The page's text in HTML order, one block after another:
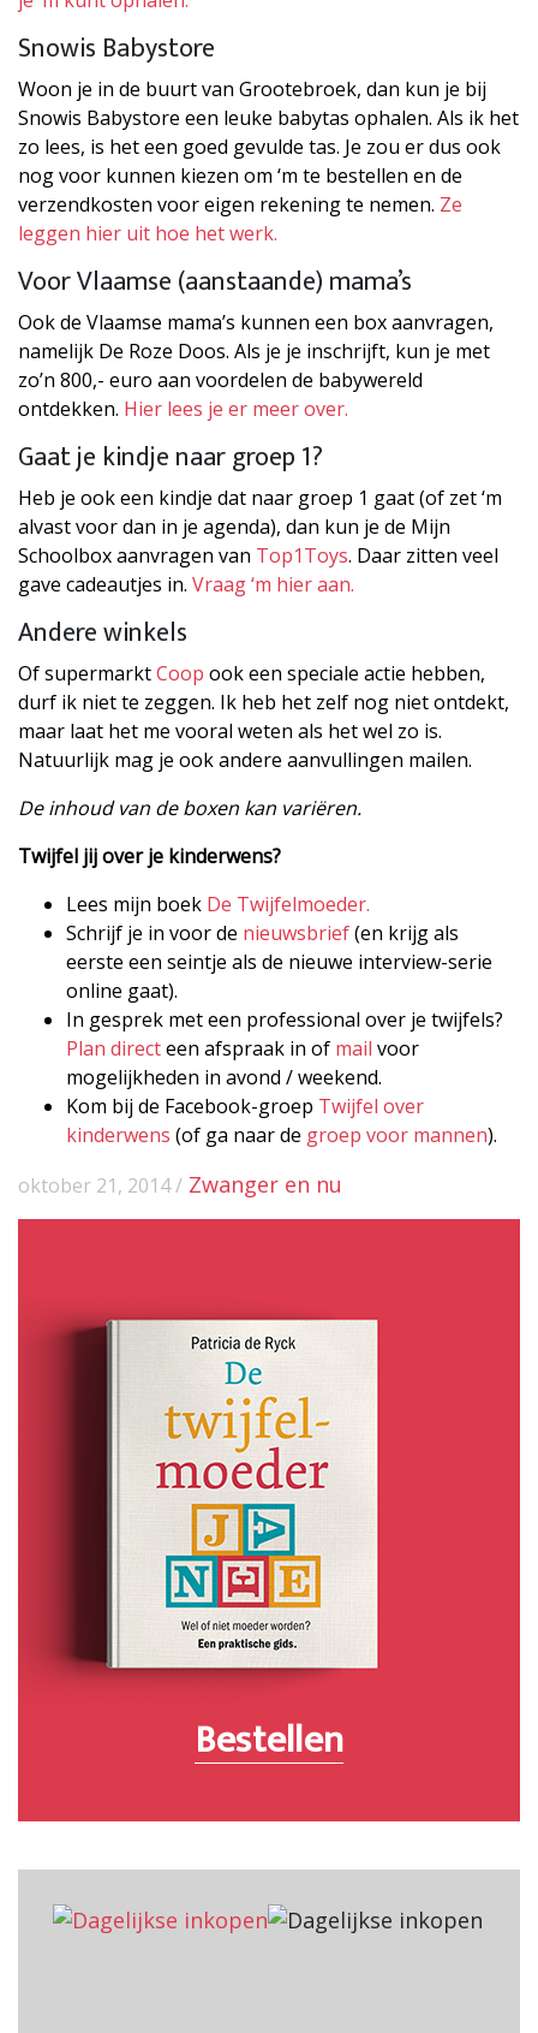
Snowis Babystore
Woon je in de buurt van Grootebroek, dan kun je bij
Snowis Babystore een leuke babytas ophalen. Als ik het
zo lees, is het een goed gevulde tas. Je zou er dus ook
nog voor kunnen kiezen om ‘m te bestellen en de
verzendkosten voor eigen rekening te nemen. Ze
leggen hier uit hoe het werk.
Voor Vlaamse (aanstaande) mama’s
Ook de Vlaamse mama’s kunnen een box aanvragen,
namelijk De Roze Doos. Als je je inschrijft, kun je met
zo’n 800,- euro aan voordelen de babywereld
ontdekken. Hier lees je er meer over.
Gaat je kindje naar groep 1?
Heb je ook een kindje dat naar groep 1 gaat (of zet ‘m
alvast voor dan in je agenda), dan kun je de Mijn
Schoolbox aanvragen van Top1Toys. Daar zitten veel
gave cadeautjes in. Vraag ‘m hier aan.
Andere winkels
Of supermarktCoop ook een speciale actie hebben,
durf ik niet te zeggen. Ik heb het zelf nog niet ontdekt,
maar laat het me vooral weten als het wel zo is.
Natuurlijk mag je ook andere aanvullingen mailen.
De inhoud van de boxen kan variëren.
Twijfel jij over je kinderwens?
Lees mijn boek De Twijfelmoeder.
Schrijf je in voor de nieuwsbrief(en krijg als
eerste een seintje als de nieuwe interview-serie
online gaat).
In gesprek met een professional over je twijfels?
Plan directeen afspraak in of mail voor
mogelijkheden in avond / weekend.
Kom bij de Facebook-groep Twijfel over
kinderwens (of ga naar de groep voor mannen).
oktober 21, 2014 / Zwanger en nu
Bestellen